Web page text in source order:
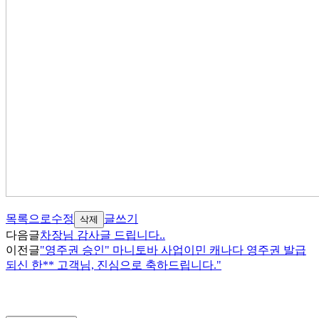
목록으로수정 삭제
글쓰기
다음글차장님 감사글 드립니다..
이전글"영주권 승인" 마니토바 사업이민 캐나다 영주권 발급
되신 한** 고객님, 진심으로 축하드립니다."